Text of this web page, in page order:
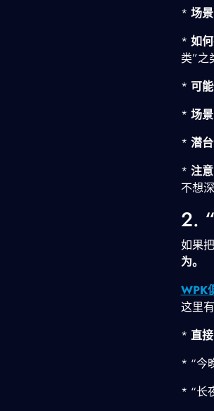
* 场景
* 如何
类”之
* 可
* 场景
* 潜台
* 注意
不想
2.
如果
为。
WPK
这里
* 直接
* “今
* “长